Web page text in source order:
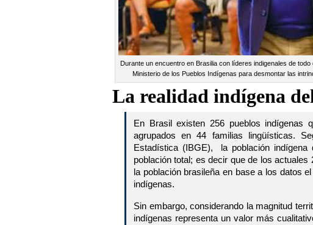
Durante un encuentro en Brasilia con líderes indigenales de
Ministerio de los Pueblos Indígenas para desmontar las
La realidad indígena
En Brasil existen 256 pueblos indígenas
agrupados en 44 familias lingüísticas.
Estadística (IBGE), la población
población total; es decir que de los
la población brasileña en base a los datos
indígenas.
Sin embargo, considerando la magnitud
indígenas representa un valor más